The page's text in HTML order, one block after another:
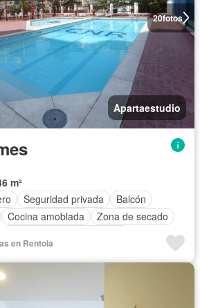
20fotos
Apartaestudio
m²
Seguridad privada
Balcón
Cocina amoblada
Zona de secado
en Rentola